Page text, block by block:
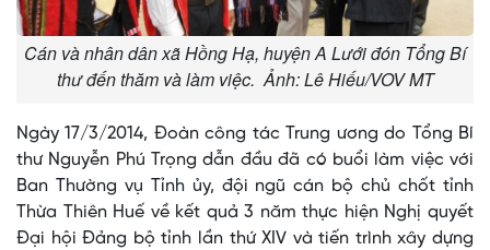
Cán và nhân dân xã Hồng Hạ, huyện A Lưới đón Tổng Bí
thư đến thăm và làm việc. Ảnh: Lê Hiếu/VOV MT
Ngày 17/3/2014, Đoàn công tác Trung ương do Tổng Bí
thư Nguyễn Phú Trọng dẫn đầu đã có buổi làm việc với
Ban Thường vụ Tỉnh ủy, đội ngũ cán bộ chủ chốt tỉnh
Thừa Thiên Huế về kết quả 3 năm thực hiện Nghị quyết
Đại hội Đảng bộ tỉnh lần thứ XIV và tiến trình xây dựng